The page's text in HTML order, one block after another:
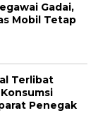
Gadai,
Mobil Tetap
Terlibat
Penegak